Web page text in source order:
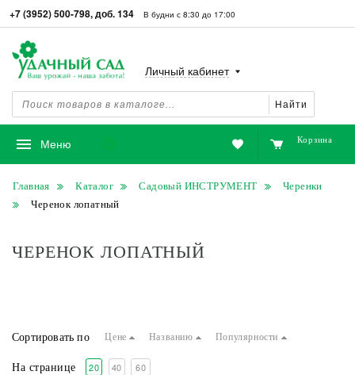
+7 (3952) 500-798, доб. 134 В будни с 8:30 до 17:00
Найти
Личный кабинет
Меню Корзина
Главная Каталог Садовый ИНСТРУМЕНТ
Черенки
Черенок лопатный
ЧЕРЕНОК ЛОПАТНЫЙ
Сортировать по Цене Названию Популярности
На странице 20 40 60